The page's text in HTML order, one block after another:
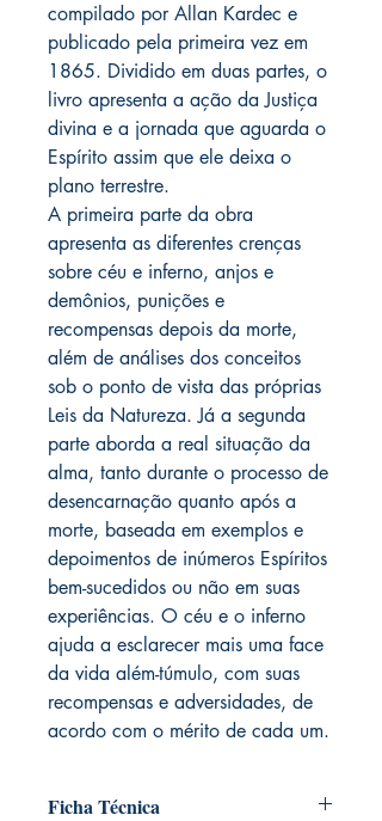
compilado por Allan Kardec e
publicado pela primeira vez em
1865. Dividido em duas partes, o
livro apresenta a ação da Justiça
divina e a jornada que aguarda o
Espírito assim que ele deixa o
plano terrestre.
A primeira parte da obra
apresenta as diferentes crenças
sobre céu e inferno, anjos e
demônios, punições e
recompensas depois da morte,
além de análises dos conceitos
sob o ponto de vista das próprias
Leis da Natureza. Já a segunda
parte aborda a real situação da
alma, tanto durante o processo de
desencarnação quanto após a
morte, baseada em exemplos e
depoimentos de inúmeros Espíritos
bem-sucedidos ou não em suas
experiências. O céu e o inferno
ajuda a esclarecer mais uma face
da vida além-túmulo, com suas
recompensas e adversidades, de
acordo com o mérito de cada um.
Ficha Técnica